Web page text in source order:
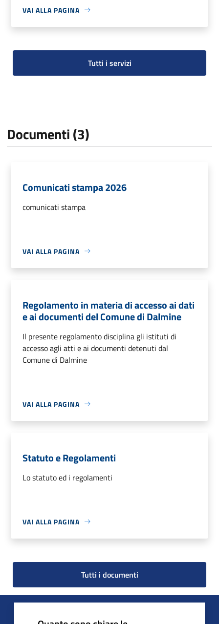
VAI ALLA PAGINA
Tutti i servizi
Documenti (3)
Comunicati stampa 2026
comunicati stampa
VAI ALLA PAGINA
Regolamento in materia di accesso ai dati
e ai documenti del Comune di Dalmine
Il presente regolamento disciplina gli istituti di
accesso agli atti e ai documenti detenuti dal
Comune di Dalmine
VAI ALLA PAGINA
Statuto e Regolamenti
Lo statuto ed i regolamenti
VAI ALLA PAGINA
Tutti i documenti